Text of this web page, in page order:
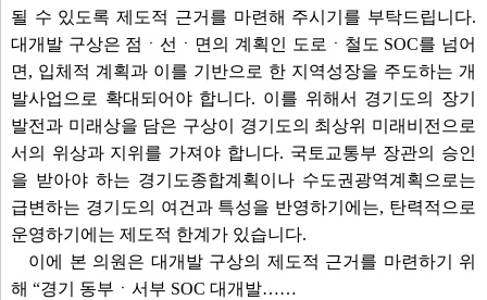
될 수 있도록 제도적 근거를 마련해 주시기를 부탁드립니다.
대개발 구상은 점ㆍ선ㆍ면의 계획인 도로ㆍ철도 SOC를 넘어
면, 입체적 계획과 이를 기반으로 한 지역성장을 주도하는 개
발사업으로 확대되어야 합니다. 이를 위해서 경기도의 장기
발전과 미래상을 담은 구상이 경기도의 최상위 미래비전으로
서의 위상과 지위를 가져야 합니다. 국토교통부 장관의 승인
을 받아야 하는 경기도종합계획이나 수도권광역계획으로는
급변하는 경기도의 여건과 특성을 반영하기에는, 탄력적으로
운영하기에는 제도적 한계가 있습니다.
이에 본 의원은 대개발 구상의 제도적 근거를 마련하기 위
해 “경기 동부ㆍ서부 SOC 대개발……